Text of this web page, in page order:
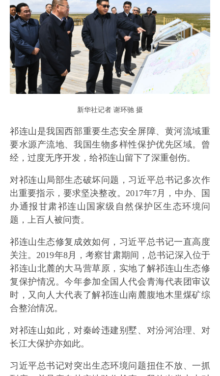
新华社记者 谢环驰 摄
祁连山是我国西部重要生态安全屏障、黄河流域重
要水源产流地、我国生物多样性保护优先区域。曾
经，过度无序开发，给祁连山留下了深重创伤。
对祁连山局部生态破坏问题，习近平总书记多次作
出重要指示，要求坚决整改。2017年7月，中办、国
办通报甘肃祁连山国家级自然保护区生态环境问
题，上百人被问责。
祁连山生态修复成效如何，习近平总书记一直高度
关注。2019年8月，考察甘肃期间，总书记深入位于
祁连山北麓的大马营草原，实地了解祁连山生态修
复保护情况。今年参加全国人代会青海代表团审议
时，又向人大代表了解祁连山南麓腹地木里煤矿综
合整治情况。
对祁连山如此，对秦岭违建别墅、对汾河治理、对
长江大保护亦如此。
习近平总书记对突出生态环境问题扭住不放、一抓